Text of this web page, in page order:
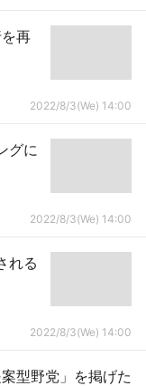
再
2022/8/3(We) 14:00
グに
2022/8/3(We) 14:00
れる
2022/8/3(We) 14:00
型野党」を掲げた